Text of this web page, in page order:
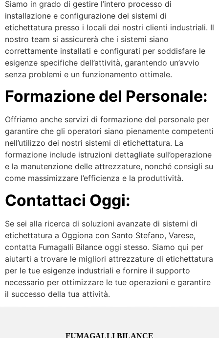
Siamo in grado di gestire l’intero processo di
installazione e configurazione dei sistemi di
etichettatura presso i locali dei nostri clienti industriali. Il
nostro team si assicurerà che i sistemi siano
correttamente installati e configurati per soddisfare le
esigenze specifiche dell’attività, garantendo un’avvio
senza problemi e un funzionamento ottimale.
Formazione del Personale:
Offriamo anche servizi di formazione del personale per
garantire che gli operatori siano pienamente competenti
nell’utilizzo dei nostri sistemi di etichettatura. La
formazione include istruzioni dettagliate sull’operazione
e la manutenzione delle attrezzature, nonché consigli su
come massimizzare l’efficienza e la produttività.
Contattaci Oggi:
Se sei alla ricerca di soluzioni avanzate di sistemi di
etichettatura a Oggiona con Santo Stefano, Varese,
contatta Fumagalli Bilance oggi stesso. Siamo qui per
aiutarti a trovare le migliori attrezzature di etichettatura
per le tue esigenze industriali e fornire il supporto
necessario per ottimizzare le tue operazioni e garantire
il successo della tua attività.
FUMAGALLI BILANCE